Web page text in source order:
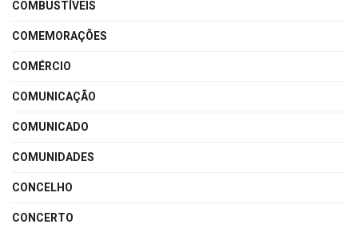
COMBUSTÍVEIS
COMEMORAÇÕES
COMÉRCIO
COMUNICAÇÃO
COMUNICADO
COMUNIDADES
CONCELHO
CONCERTO